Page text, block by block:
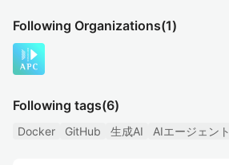
Following Organizations(1)
Following tags(6)
Docker GitHub 生成AI AIエージェント